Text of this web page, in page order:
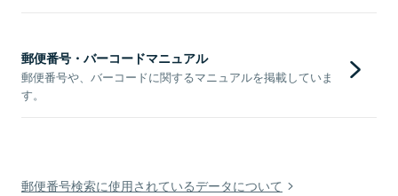
郵便番号・バーコードマニュアル
郵便番号や、バーコードに関するマニュアルを掲載していま
す。
郵便番号検索に使用されているデータについて